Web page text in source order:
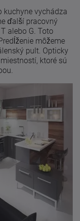
kuchyne vychádza
ďalší pracovný
alebo G. Toto
môžeme
pult. Opticky
ktoré sú